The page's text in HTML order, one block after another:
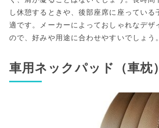
し休憩するときや、後部座席に座っている
適です。メーカーによっておしゃれなデザ
ので、好みや用途に合わせやすいでしょう。
車用ネックパッド（車枕